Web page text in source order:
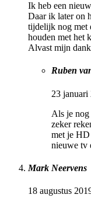
Ik heb een
Daar ik later on
tijdelijk nog met
houden met het
Alvast mijn
Ruben
23 januari
Als je
zeker
met je HD
nieuwe tv
Mark Neervens
18 augustus